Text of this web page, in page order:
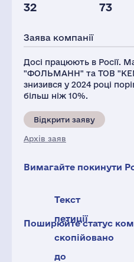
32 73
34
Заява компанії
Досі працюють в Росії.
"ФОЛЬМАНН" та ТОВ
знизився у 2024 році
більш ніж 10%.
Відкрити заяву
Архів заяв
Вимагайте покинути
Текст
петиції
скопійовано
до
Поширюйте статус